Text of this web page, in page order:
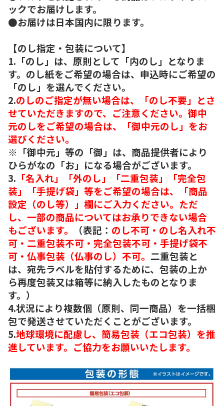
ックでお届けします。
●お届けは日本国内に限ります。
【のし指定・包装について】
1.「のし」は、原則として「内のし」となりま
す。のし紙をご希望の場合は、申込時にご希望の
「のし」を選んでください。
2.のしのご指定が無い場合は、「のし不要」とさ
せていただきますので、ご注意ください。御中
元のしをご希望の場合は、「御中元のし」をお
選びください。
※「御中元」等の「御」は、商品提供者により
ひらがなの「お」になる場合がございます。
3. 「名入れ」「外のし」「二重包装」「完全包
装」「手提げ袋」等をご希望の場合は、「商品
設定（のし等）」欄にご入力ください。ただ
し、一部の商品についてはお承りできない場合
もございます。
（表記： のし不可・のし名入れ不
可・二重包装不可・完全包装不可・手提げ袋不
可・仏事包装（仏事のし）不可。 二重包装と
は、宛先ラベルを貼付するために、包装の上か
ら再度包装又は箱等に納入したものとなりま
す。）
4.状況により複数個（原則、同一商品）を一括梱
包で発送させていただくことがございます。
5.地球環境に配慮し、簡易包装（エコ包装）を推
進しています。ご協力をお願いいたします。